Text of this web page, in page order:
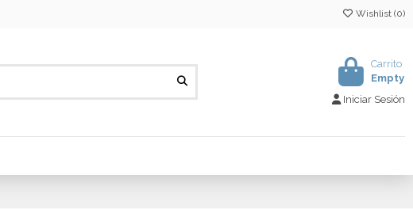
Wishlist (0)
Carrito
Empty
Iniciar Sesión